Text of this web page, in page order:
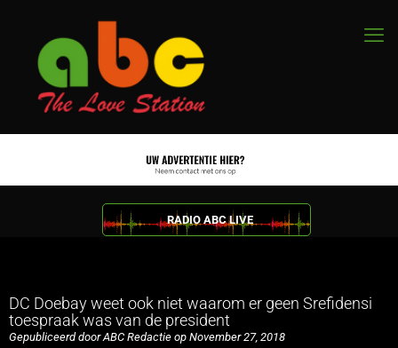
RADIO ABC LIVE
DC Doebay weet ook niet waarom er geen Srefidensi
toespraak was van de president
Gepubliceerd door ABC Redactie op November 27, 2018